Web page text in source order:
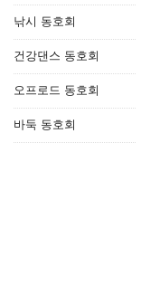
낚시 동호회
건강댄스 동호회
오프로드 동호회
바둑 동호회